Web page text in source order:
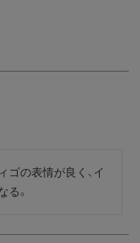
ゴの表情が良く、イ
る。